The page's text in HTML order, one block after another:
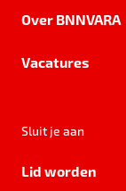
Over BNNVARA
Vacatures
Sluit je aan
Lid worden